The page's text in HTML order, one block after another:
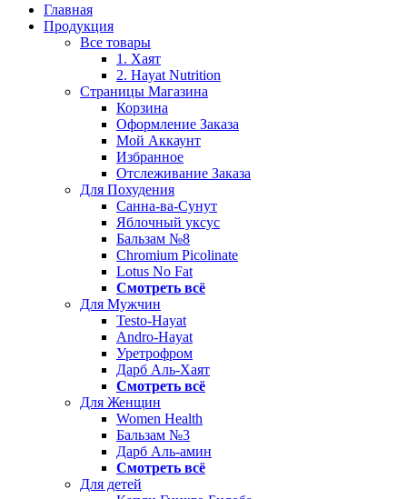
Главная
Продукция
Все товары
1. Хаят
2. Hayat Nutrition
Страницы Магазина
Корзина
Оформление Заказа
Мой Аккаунт
Избранное
Отслеживание Заказа
Для Похудения
Санна-ва-Сунут
Яблочный уксус
Бальзам №8
Chromium Picolinate
Lotus No Fat
Смотреть всё
Для Мужчин
Testo-Hayat
Andro-Hayat
Уретрофром
Дарб Аль-Хаят
Смотреть всё
Для Женщин
Women Health
Бальзам №3
Дарб Аль-амин
Смотреть всё
Для детей